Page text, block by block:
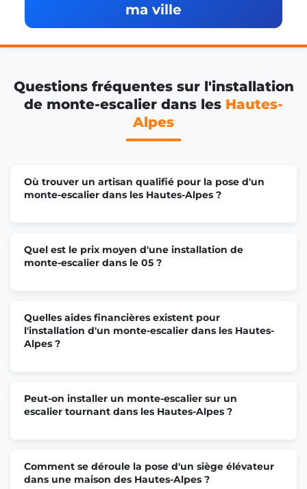
ma ville
Questions fréquentes sur l'installation
de monte-escalier dans les Hautes-
Alpes
Où trouver un artisan qualifié pour la pose d'un
monte-escalier dans les Hautes-Alpes ?
Quel est le prix moyen d'une installation de
monte-escalier dans le 05 ?
Quelles aides financières existent pour
l'installation d'un monte-escalier dans les Hautes-
Alpes ?
Peut-on installer un monte-escalier sur un
escalier tournant dans les Hautes-Alpes ?
Comment se déroule la pose d'un siège élévateur
dans une maison des Hautes-Alpes ?